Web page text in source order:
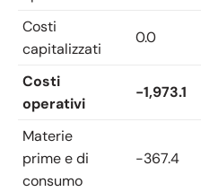
Costi
capitalizzati
0.0
Costi
operativi
-1,973.1
Materie
prime e di
consumo
-367.4